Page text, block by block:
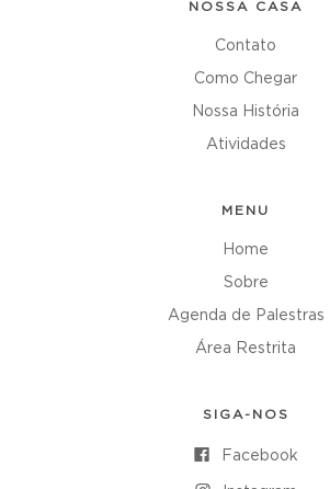
NOSSA CASA
Contato
Como Chegar
Nossa História
Atividades
MENU
Home
Sobre
Agenda de Palestras
Área Restrita
SIGA-NOS
Facebook